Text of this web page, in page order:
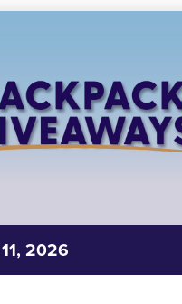
2026